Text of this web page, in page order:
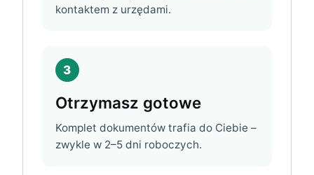
kontaktem z urzędami.
3
Otrzymasz gotowe
Komplet dokumentów trafia do Ciebie –
zwykle w 2–5 dni roboczych.